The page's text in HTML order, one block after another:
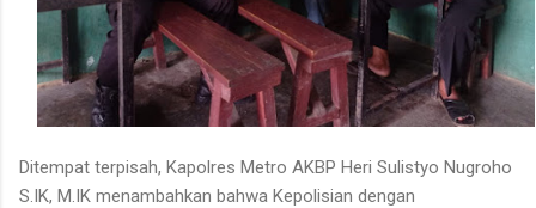
Ditempat terpisah, Kapolres Metro AKBP Heri Sulistyo Nugroho
S.IK, M.IK menambahkan bahwa Kepolisian dengan